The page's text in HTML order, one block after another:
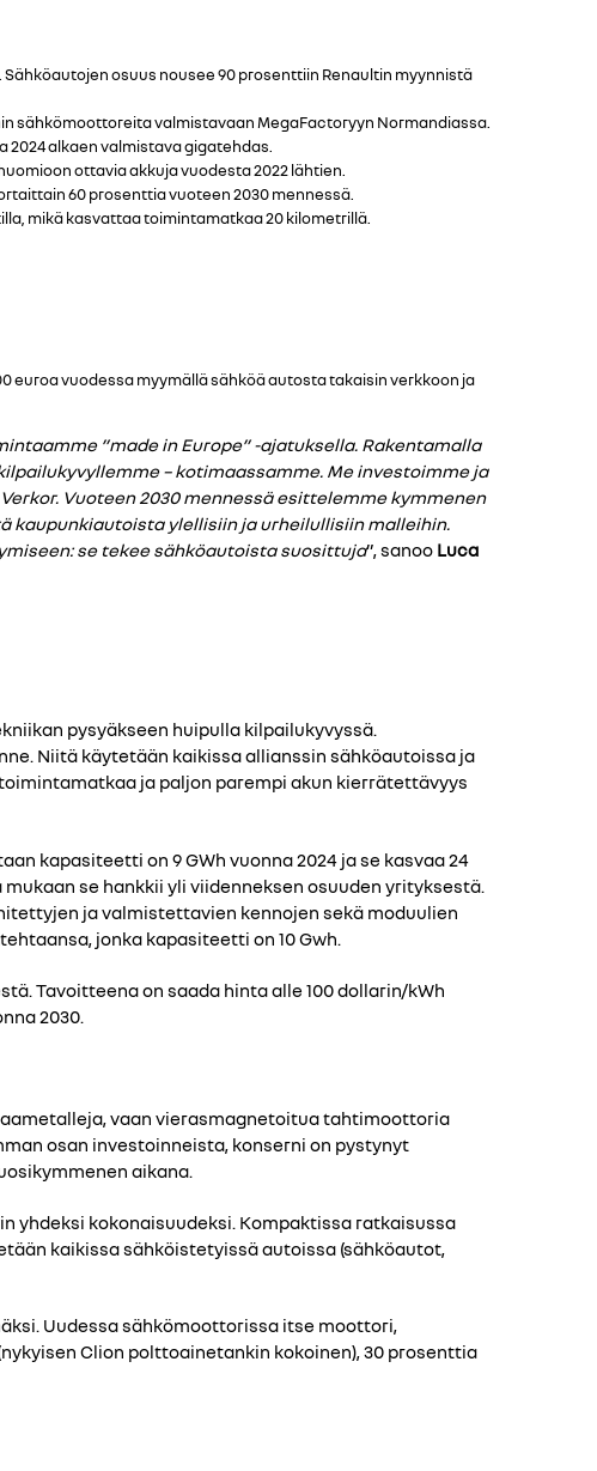
osuus nousee 90 prosenttiin Renaultin myynnistä
sähkömoottoreita valmistavaan MegaFactoryyn Normandiassa.
alkaen valmistava gigatehdas.
ottavia akkuja vuodesta 2022 lähtien.
60 prosenttia vuoteen 2030 mennessä.
mikä kasvattaa toimintamatkaa 20 kilometrillä.
euroa vuodessa myymällä sähköä autosta takaisin verkkoon ja
”made in Europe” -ajatuksella. Rakentamalla
– kotimaassamme. Me investoimme ja
Vuoteen 2030 mennessä esittelemme kymmenen
kaupunkiautoista ylellisiin ja urheilullisiin malleihin.
se tekee sähköautoista suosittuja”, sanoo Luca
pysyäkseen huipulla kilpailukyvyssä.
Niitä käytetään kaikissa allianssin sähköautoissa ja
ja paljon parempi akun kierrätettävyys
kapasiteetti on 9 GWh vuonna 2024 ja se kasvaa 24
se hankkii yli viidenneksen osuuden yrityksestä.
ja valmistettavien kennojen sekä moduulien
jonka kapasiteetti on 10 Gwh.
Tavoitteena on saada hinta alle 100 dollarin/kWh
2030.
vaan vierasmagnetoitua tahtimoottoria
osan investoinneista, konserni on pystynyt
aikana.
yhdeksi kokonaisuudeksi. Kompaktissa ratkaisussa
kaikissa sähköistetyissä autoissa (sähköautot,
Uudessa sähkömoottorissa itse moottori,
Clion polttoainetankin kokoinen), 30 prosenttia